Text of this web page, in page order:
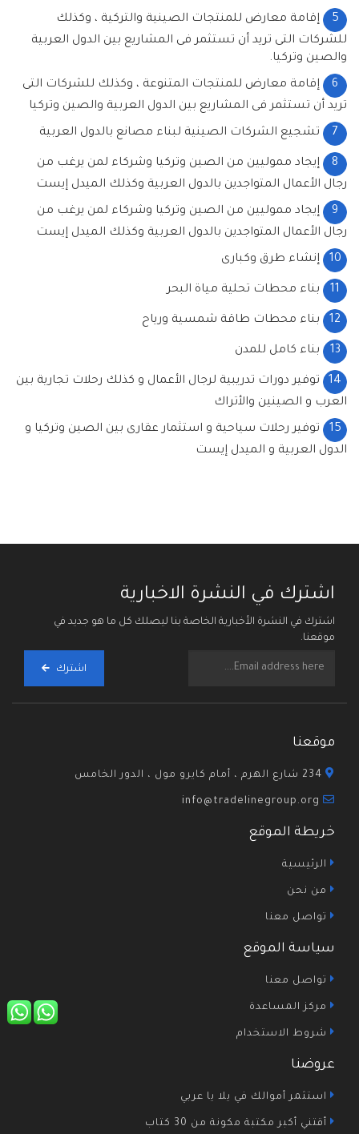
5
إقامة معارض للمنتجات الصينية والتركية ، وكذلك
للشركات التى تريد أن تستثمر فى المشاريع بين الدول العربية
والصين وتركيا.
6
إقامة معارض للمنتجات المتنوعة ، وكذلك للشركات التى
تريد أن تستثمر فى المشاريع بين الدول العربية والصين وتركيا
7 تشجيع الشركات الصينية لبناء مصانع بالدول العربية
8
إيجاد مموليين من الصين وتركيا وشركاء لمن يرغب من
رجال الأعمال المتواجدين بالدول العربية وكذلك الميدل إيست
9
إيجاد مموليين من الصين وتركيا وشركاء لمن يرغب من
رجال الأعمال المتواجدين بالدول العربية وكذلك الميدل إيست
10 إنشاء طرق وكبارى
11 بناء محطات تحلية مياة البحر
12 بناء محطات طاقة شمسية ورياح
13 بناء كامل للمدن
14
توفير دورات تدريبية لرجال الأعمال و كذلك رحلات تجارية بين
العرب و الصينين والأتراك
15
توفير رحلات سياحية و استثمار عقارى بين الصين وتركيا و
الدول العربية و الميدل إيست
اشترك في النشرة الاخبارية
اشترك في النشرة الأخبارية الخاصة بنا ليصلك كل ما هو جديد في
موقعنا.
اشترك
موقعنا
خريطة الموقع
الرئيسية
من نحن
تواصل معنا
سياسة الموقع
تواصل معنا
مركز المساعدة
شروط الاستخدام
عروضنا
استثمر أموالك في يلا يا عربي
أقتني أكبر مكتبة مكونة من 30 كتاب